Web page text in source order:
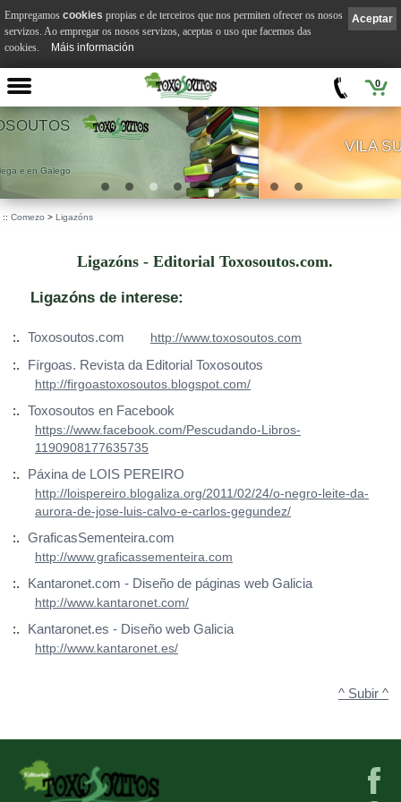
0
VILA SUÁREZ
:: Comezo > Ligazóns
Ligazóns - Editorial Toxosoutos.com.
Ligazóns de interese:
:. Toxosoutos.com
http://www.toxosoutos.com
:.
Fírgoas. Revista da Editorial Toxosoutos
http://firgoastoxosoutos.blogspot.com/
:.
Toxosoutos en Facebook
https://www.facebook.com/Pescudando-Libros-
1190908177635735
:.
Páxina de LOIS PEREIRO
http://loispereiro.blogaliza.org/2011/02/24/o-negro-leite-da-
aurora-de-jose-luis-calvo-e-carlos-gegundez/
:.
GraficasSementeira.com
http://www.graficassementeira.com
:.
Kantaronet.com - Diseño de páginas web Galicia
http://www.kantaronet.com/
:.
Kantaronet.es - Diseño web Galicia
http://www.kantaronet.es/
^ Subir ^
Aceptar
Empregamos cookies propias e de terceiros que nos permiten ofrecer os nosos
servizos. Ao empregar os nosos servizos, aceptas o uso que facemos das
cookies.
Máis información